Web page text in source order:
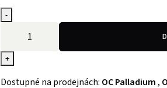
-
+
Dostupné na prodejnách: OC Palladium ,